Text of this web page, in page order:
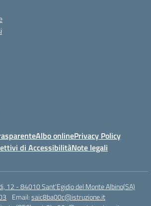
Albo onlinePrivacy Policy
di AccessibilitàNote legali
12 - 84010 Sant’Egidio del Monte Albino(SA)
Email:saic8ba00c@istruzione.it